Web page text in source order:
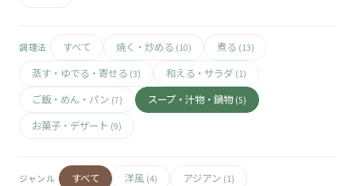
🥚
🥓
調理法 すべて 焼く・炒める (10) 煮る (13)
蒸す・ゆでる・寄せる (3) 和える・サラダ (1)
ご飯・めん・パン (7) スープ・汁物・鍋物 (5)
お菓子・デザート (9)
ジャンル すべて 洋風 (4) アジアン (1)